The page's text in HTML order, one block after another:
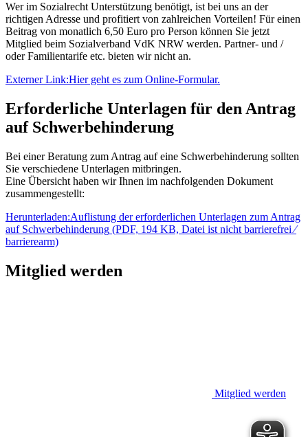
Wer im Sozialrecht Unterstützung benötigt, ist bei uns an der
richtigen Adresse und profitiert von zahlreichen Vorteilen! Für einen
Beitrag von monatlich 6,50 Euro pro Person können Sie jetzt
Mitglied beim Sozialverband VdK NRW werden. Partner- und /
oder Familientarife etc. bieten wir nicht an.
Externer Link:Hier geht es zum Online-Formular.
Erforderliche Unterlagen für den Antrag
auf Schwerbehinderung
Bei einer Beratung zum Antrag auf eine Schwerbehinderung sollten
Sie verschiedene Unterlagen mitbringen.
Eine Übersicht haben wir Ihnen im nachfolgenden Dokument
zusammengestellt:
Herunterladen:Auflistung der erforderlichen Unterlagen zum Antrag
auf Schwerbehinderung (PDF, 194 KB, Datei ist nicht barrierefrei ⁄
barrierearm)
Mitglied werden
Mitglied werden